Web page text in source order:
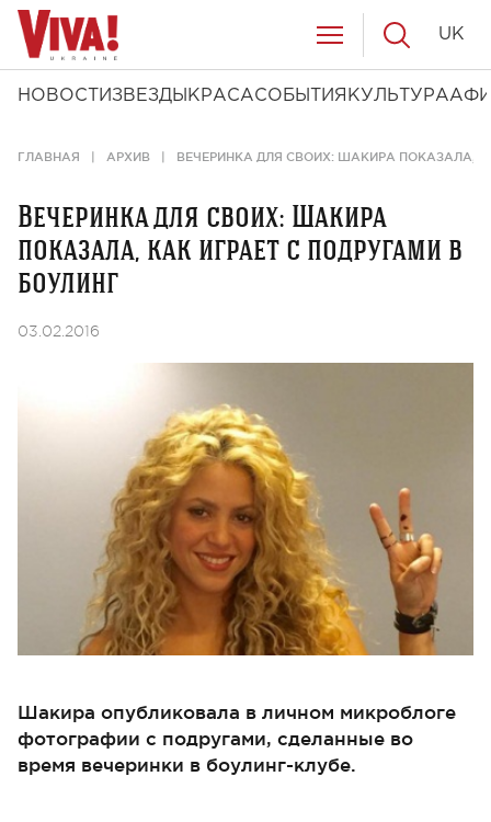
НОВОСТИ ЗВЕЗДЫ КРАСАСОБЫТИЯ КУЛЬТУРА
UK
ГЛАВНАЯ АРХИВ ВЕЧЕРИНКА ДЛЯ СВОИХ: ШАКИРА ПОКАЗАЛА,
Вечеринка для своих: Шакира
показала, как играет с подругами в
боулинг
03.02.2016
Шакира опубликовала в личном микроблоге
фотографии с подругами, сделанные во
время вечеринки в боулинг-клубе.